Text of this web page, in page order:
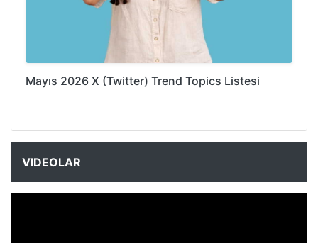
Mayıs 2026 X (Twitter) Trend Topics Listesi
VIDEOLAR